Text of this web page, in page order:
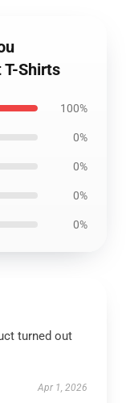
T-Shirts
100%
0%
0%
0%
0%
turned out
Apr 1, 2026